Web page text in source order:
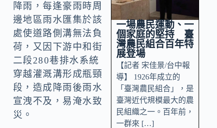
降雨，每逢豪雨時周
邊地區雨水匯集於該
處使道路側溝無法負
荷，又因下游中和街
二段280巷排水系統
穿越灌溉溝形成瓶頸
段，造成降雨後雨水
宣洩不及，易淹水致
災。
一場農民運動、一
個家庭的堅持 臺
灣農民組合百年特
展登場
【記者 宋佳景/台中報
導】 1926年成立的
「臺灣農民組合」，是
臺灣近代規模最大的農
民組織之一。百年前，
一群來 […]